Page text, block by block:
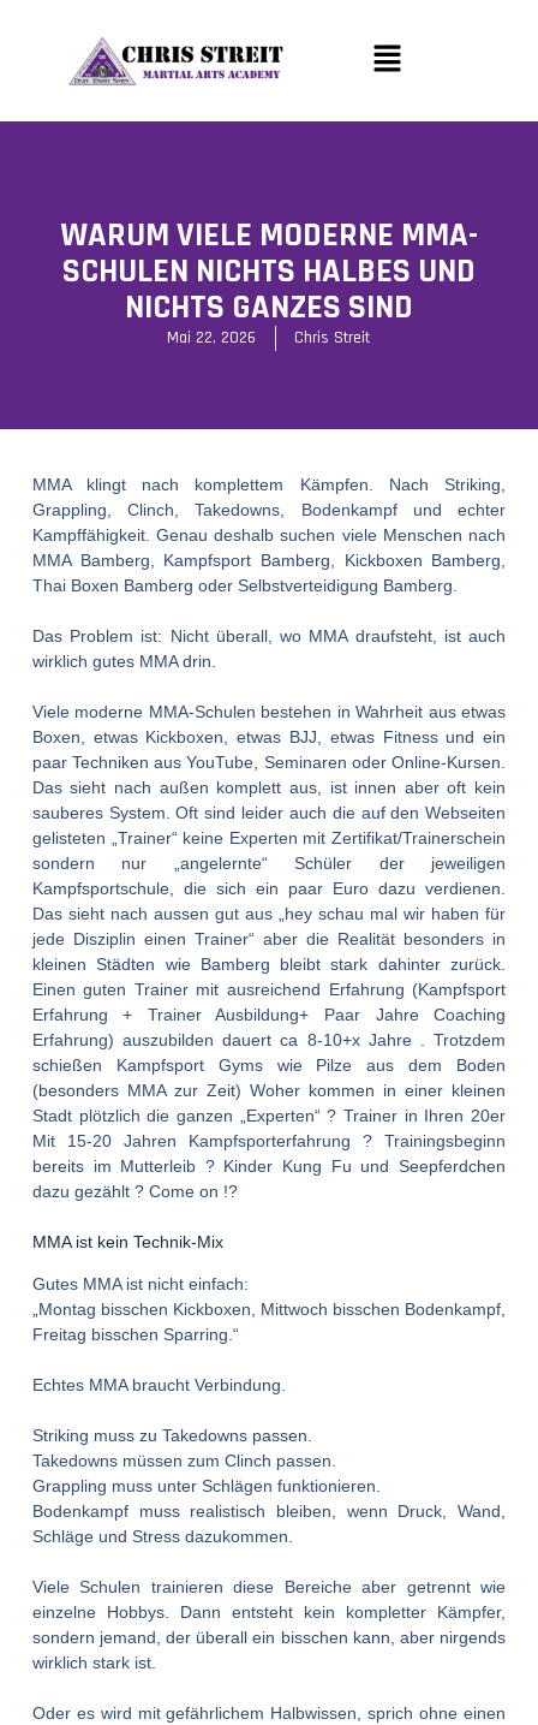
WARUM VIELE MODERNE MMA-
SCHULEN NICHTS HALBES UND
NICHTS GANZES SIND
Mai 22, 2026 Chris Streit
MMA klingt nach komplettem Kämpfen. Nach Striking,
Grappling, Clinch, Takedowns, Bodenkampf und echter
Kampffähigkeit. Genau deshalb suchen viele Menschen nach
MMA Bamberg
Kampfsport Bamberg Kickboxen Bamberg
Thai Boxen Bamberg oder Selbstverteidigung Bamberg
Das Problem ist: Nicht überall, wo MMA draufsteht, ist auch
wirklich gutes MMA drin.
Viele moderne MMA-Schulen bestehen in Wahrheit aus etwas
Boxen, etwas Kickboxen, etwas BJJ, etwas Fitness und ein
paar Techniken aus YouTube, Seminaren oder Online-Kursen.
Das sieht nach außen komplett aus, ist innen aber oft kein
sauberes System. Oft sind leider auch die auf den Webseiten
gelisteten „Trainer“ keine Experten mit Zertifikat/Trainerschein
sondern nur „angelernte“ Schüler der jeweiligen
Kampfsportschule, die sich ein paar Euro dazu verdienen.
Das sieht nach aussen gut aus „hey schau mal wir haben für
jede Disziplin einen Trainer“ aber die Realität besonders in
kleinen Städten wie Bamberg bleibt stark dahinter zurück.
Einen guten Trainer mit ausreichend Erfahrung (Kampfsport
Erfahrung + Trainer Ausbildung+ Paar Jahre Coaching
Erfahrung) auszubilden dauert ca 8-10+x Jahre . Trotzdem
schießen Kampfsport Gyms wie Pilze aus dem Boden
(besonders MMA zur Zeit) Woher kommen in einer kleinen
Stadt plötzlich die ganzen „Experten“ ? Trainer in Ihren 20er
Mit 15-20 Jahren Kampfsporterfahrung ? Trainingsbeginn
bereits im Mutterleib ? Kinder Kung Fu und Seepferdchen
dazu gezählt ? Come on !?
MMA ist kein Technik-Mix
Gutes MMA ist nicht einfach:
„Montag bisschen Kickboxen, Mittwoch bisschen Bodenkampf,
Freitag bisschen Sparring.“
Echtes MMA braucht Verbindung.
Striking muss zu Takedowns passen.
Takedowns müssen zum Clinch passen.
Grappling muss unter Schlägen funktionieren.
Bodenkampf muss realistisch bleiben, wenn Druck, Wand,
Schläge und Stress dazukommen.
Viele Schulen trainieren diese Bereiche aber getrennt wie
einzelne Hobbys. Dann entsteht kein kompletter Kämpfer,
sondern jemand, der überall ein bisschen kann, aber nirgends
wirklich stark ist.
Oder es wird mit gefährlichem Halbwissen, sprich ohne einen